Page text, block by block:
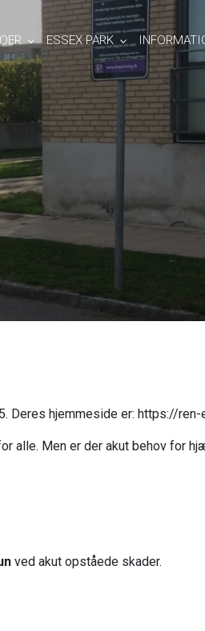
ESSEX PARK
Deres hjemmeside er: https://
alle. Men er der akut behov for
ved akut opståede skader.